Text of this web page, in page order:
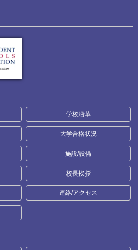
学校沿革
大学合格状況
施設/設備
校長挨拶
連絡/アクセス